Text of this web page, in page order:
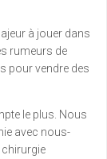
à jouer dans
rumeurs de
pour vendre des
le plus. Nous
avec nous-
chirurgie